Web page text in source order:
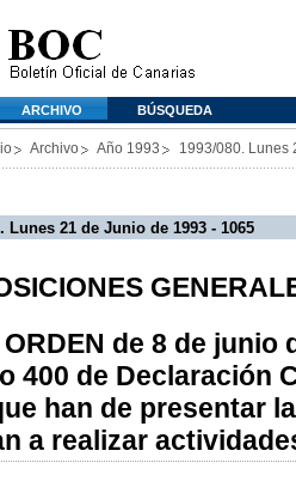
ARCHIVO BÚSQUEDA
Archivo Año 1993 1993/080. Lunes
Lunes 21 de Junio de 1993 - 1065
ORDEN de 8 de junio
400 de Declaración
han de presentar
a realizar